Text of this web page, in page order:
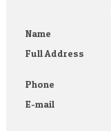
Name
Full Address
Phone
E-mail